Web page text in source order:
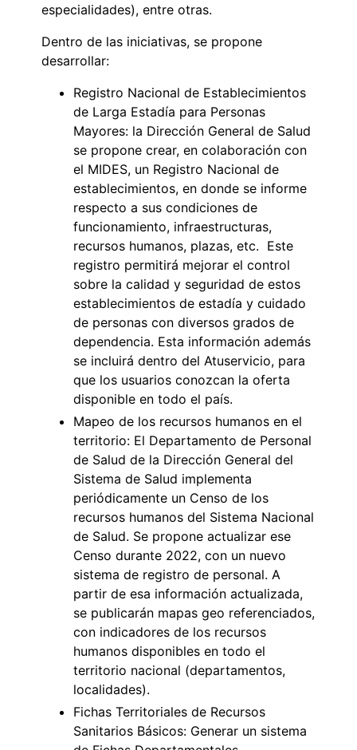
especialidades), entre otras.
Dentro de las iniciativas, se propone
desarrollar:
Registro Nacional de Establecimientos
de Larga Estadía para Personas
Mayores: la Dirección General de Salud
se propone crear, en colaboración con
el MIDES, un Registro Nacional de
establecimientos, en donde se informe
respecto a sus condiciones de
funcionamiento, infraestructuras,
recursos humanos, plazas, etc. Este
registro permitirá mejorar el control
sobre la calidad y seguridad de estos
establecimientos de estadía y cuidado
de personas con diversos grados de
dependencia. Esta información además
se incluirá dentro del Atuservicio, para
que los usuarios conozcan la oferta
disponible en todo el país.
Mapeo de los recursos humanos en el
territorio: El Departamento de Personal
de Salud de la Dirección General del
Sistema de Salud implementa
periódicamente un Censo de los
recursos humanos del Sistema Nacional
de Salud. Se propone actualizar ese
Censo durante 2022, con un nuevo
sistema de registro de personal. A
partir de esa información actualizada,
se publicarán mapas geo referenciados,
con indicadores de los recursos
humanos disponibles en todo el
territorio nacional (departamentos,
localidades).
Fichas Territoriales de Recursos
Sanitarios Básicos: Generar un sistema